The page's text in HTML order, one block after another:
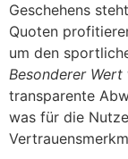
Geschehens
Quoten
um den
Besonderer Wert
transparente
was für die